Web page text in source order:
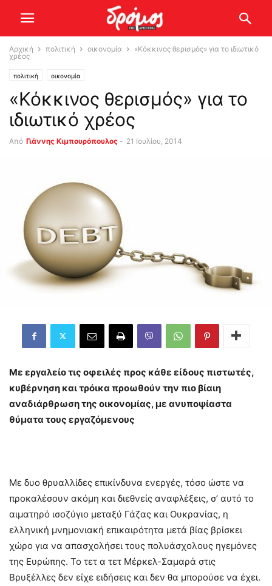
Αρχική πολιτική οικονομία
«Κόκκινος θερισμός» για το ιδιωτικό
χρέος
πολιτική οικονομία
«Κόκκινος θερισμός» για το
ιδιωτικό χρέος
Από Γιάννης Κιμπουρόπουλος - 21 Ιουλίου, 2014
Με εργαλείο τις οφειλές προς κάθε είδους πιστωτές,
κυβέρνηση και τρόικα προωθούν την πιο βίαιη
αναδιάρθρωση της οικονομίας, με ανυποψίαστα
θύματα τους εργαζόμενους
Με δυο θρυαλλίδες επικίνδυνα ενεργές, τόσο ώστε να
προκαλέσουν ακόμη και διεθνείς αναφλέξεις, σ’ αυτό το
αιματηρό ισοζύγιο μεταξύ Γάζας και Ουκρανίας, η
ελληνική μνημονιακή επικαιρότητα μετά βίας βρίσκει
χώρο για να απασχολήσει τους πολυάσχολους ηγεμόνες
της Ευρώπης. Το τετ α τετ Μέρκελ-Σαμαρά στις
Βρυξέλλες δεν είχε ειδήσεις και δεν θα μπορούσε να έχει.